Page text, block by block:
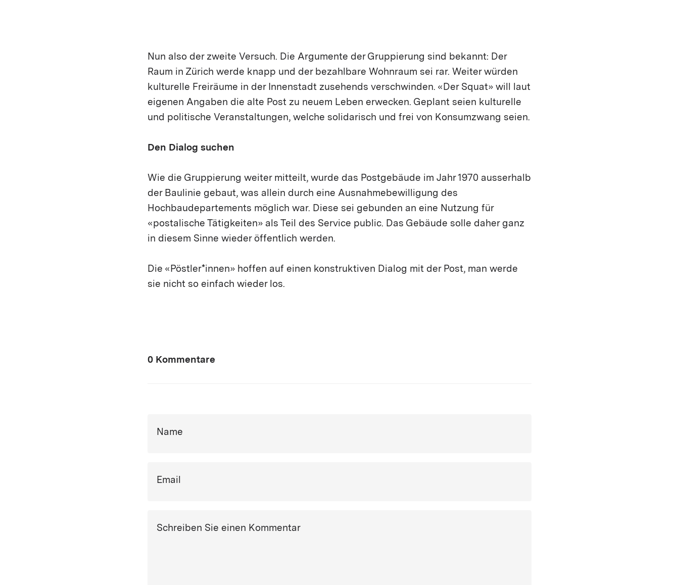
Nun also der zweite Versuch. Die Argumente der Gruppierung sind bekannt: Der
Raum in Zürich werde knapp und der bezahlbare Wohnraum sei rar. Weiter würden
kulturelle Freiräume in der Innenstadt zusehends verschwinden. «Der Squat» will laut
eigenen Angaben die alte Post zu neuem Leben erwecken. Geplant seien kulturelle
und politische Veranstaltungen, welche solidarisch und frei von Konsumzwang seien.
Den Dialog suchen
Wie die Gruppierung weiter mitteilt, wurde das Postgebäude im Jahr 1970 ausserhalb
der Baulinie gebaut, was allein durch eine Ausnahmebewilligung des
Hochbaudepartements möglich war. Diese sei gebunden an eine Nutzung für
«postalische Tätigkeiten» als Teil des Service public. Das Gebäude solle daher ganz
in diesem Sinne wieder öffentlich werden.
Die «Pöstler*innen» hoffen auf einen konstruktiven Dialog mit der Post, man werde
sie nicht so einfach wieder los.
0 Kommentare
Name
Email
Schreiben Sie einen Kommentar